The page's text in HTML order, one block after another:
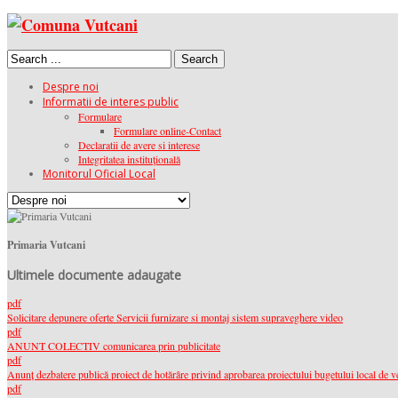
Search
Despre noi
Informatii de interes public
Formulare
Formulare online-Contact
Declaratii de avere si interese
Integritatea instituţională
Monitorul Oficial Local
Primaria Vutcani
Ultimele documente adaugate
pdf
Solicitare depunere oferte Servicii furnizare si montaj sistem supraveghere video
pdf
ANUNT COLECTIV comunicarea prin publicitate
pdf
Anunț dezbatere publică proiect de hotărâre privind aprobarea proiectului bugetului local de
pdf